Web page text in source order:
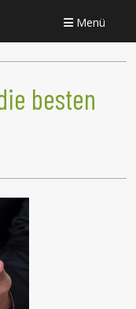
Menü
besten